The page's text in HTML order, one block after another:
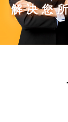
解决您